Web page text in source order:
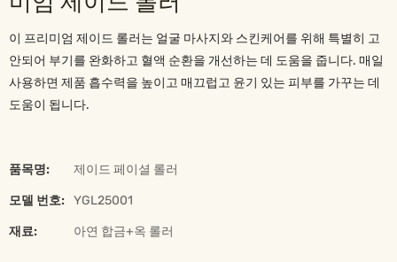
이 프리미엄 제이드 롤러는 얼굴 마사지와 스킨케어를 위해 특별히 고
안되어 부기를 완화하고 혈액 순환을 개선하는 데 도움을 줍니다. 매일
사용하면 제품 흡수력을 높이고 매끄럽고 윤기 있는 피부를 가꾸는 데
도움이 됩니다.
품목명: 제이드 페이셜 롤러
모델 번호: YGL25001
재료: 아연 합금+옥 롤러